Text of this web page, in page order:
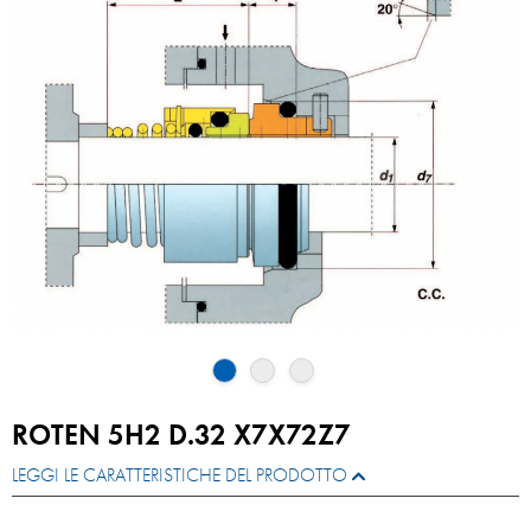
ROTEN 5H2 D.32 X7X72Z7
LEGGI LE CARATTERISTICHE DEL PRODOTTO